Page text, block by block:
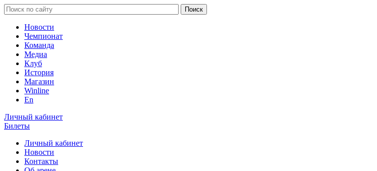
Новости
Чемпионат
Команда
Медиа
Клуб
История
Магазин
Winline
En
Личный кабинет
Билеты
Личный кабинет
Новости
Контакты